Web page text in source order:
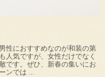
性におすすめなのが和装の第
人気ですが、女性だけでなく
です。ぜひ、新春の集いにお
ンでは ...